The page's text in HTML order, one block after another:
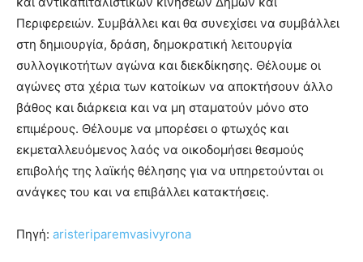
Περιφερειών. Συμβάλλει και θα συνεχίσει να συμβάλλει
στη δημιουργία, δράση, δημοκρατική λειτουργία
συλλογικοτήτων αγώνα και διεκδίκησης. Θέλουμε οι
αγώνες στα χέρια των κατοίκων να αποκτήσουν άλλο
βάθος και διάρκεια και να μη σταματούν μόνο στο
επιμέρους. Θέλουμε να μπορέσει ο φτωχός και
εκμεταλλευόμενος λαός να οικοδομήσει θεσμούς
επιβολής της λαϊκής θέλησης για να υπηρετούνται οι
ανάγκες του και να επιβάλλει κατακτήσεις.
Πηγή: aristeriparemvasivyrona